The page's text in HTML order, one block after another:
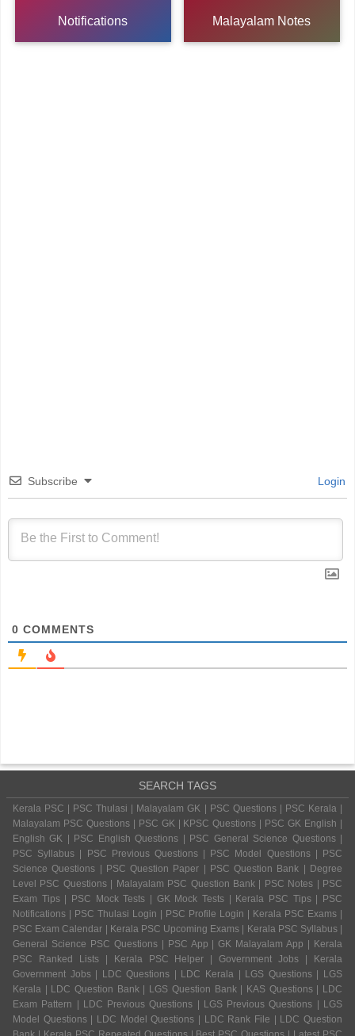
Notifications Malayalam Notes
Subscribe Login
0 COMMENTS
SEARCH TAGS
Kerala PSC | PSC Thulasi | Malayalam GK | PSC Questions | PSC Kerala |
Malayalam PSC Questions | PSC GK | KPSC Questions | PSC GK English |
English GK | PSC English Questions | PSC General Science Questions |
PSC Syllabus | PSC Previous Questions | PSC Model Questions | PSC
Science Questions | PSC Question Paper | PSC Question Bank | Degree
Level PSC Questions | Malayalam PSC Question Bank | PSC Notes | PSC
Exam Tips | PSC Mock Tests | GK Mock Tests | Kerala PSC Tips | PSC
Notifications | PSC Thulasi Login | PSC Profile Login | Kerala PSC Exams |
PSC Exam Calendar | Kerala PSC Upcoming Exams | Kerala PSC Syllabus |
General Science PSC Questions | PSC App | GK Malayalam App | Kerala
PSC Ranked Lists | Kerala PSC Helper | Government Jobs | Kerala
Government Jobs | LDC Questions | LDC Kerala | LGS Questions | LGS
Kerala | LDC Question Bank | LGS Question Bank | KAS Questions | LDC
Exam Pattern | LDC Previous Questions | LGS Previous Questions | LGS
Model Questions | LDC Model Questions | LDC Rank File | LDC Question